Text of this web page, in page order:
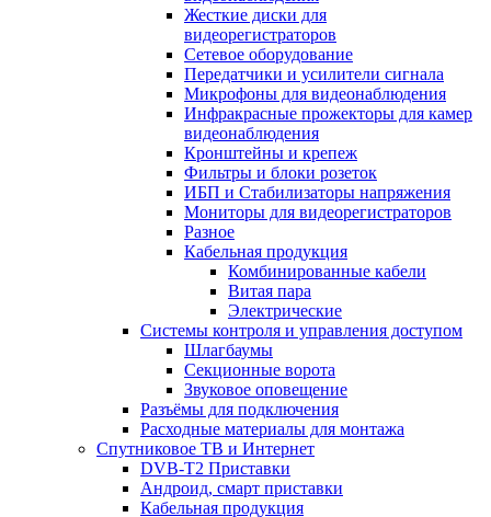
Жесткие диски для
видеорегистраторов
Сетевое оборудование
Передатчики и усилители сигнала
Микрофоны для видеонаблюдения
Инфракрасные прожекторы для камер
видеонаблюдения
Кронштейны и крепеж
Фильтры и блоки розеток
ИБП и Стабилизаторы напряжения
Мониторы для видеорегистраторов
Разное
Кабельная продукция
Комбинированные кабели
Витая пара
Электрические
Системы контроля и управления доступом
Шлагбаумы
Секционные ворота
Звуковое оповещение
Разъёмы для подключения
Расходные материалы для монтажа
Спутниковое ТВ и Интернет
DVB-Т2 Приставки
Андроид, смарт приставки
Кабельная продукция